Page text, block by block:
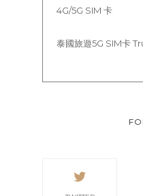
4G/5G SIM 卡
泰國旅遊5G SIM卡